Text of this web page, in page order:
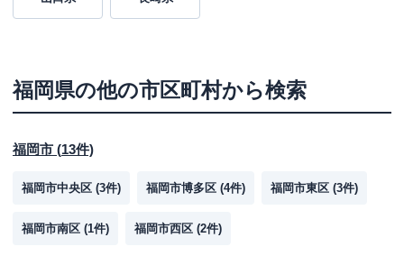
福岡県の他の市区町村から検索
福岡市 (13件)
福岡市中央区 (3件) 福岡市博多区 (4件) 福岡市東区 (3件)
福岡市南区 (1件) 福岡市西区 (2件)